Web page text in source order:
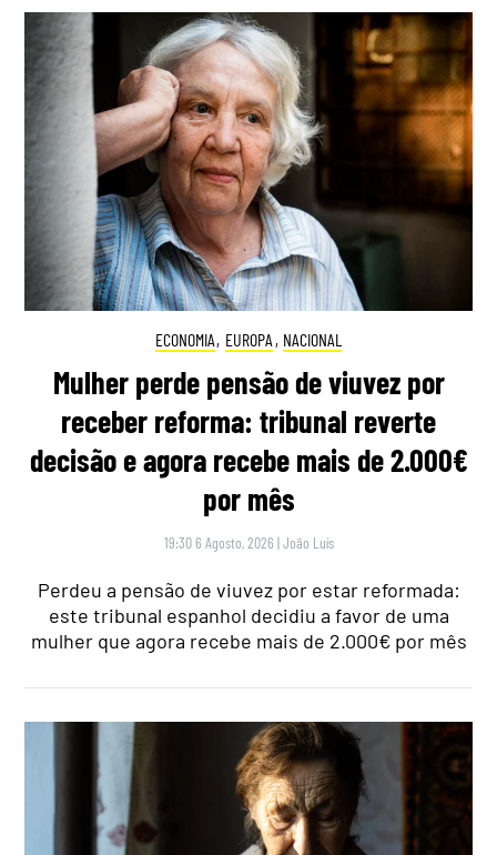
ECONOMIA, EUROPA , NACIONAL
Mulher perde pensão de viuvez por
receber reforma: tribunal reverte
decisão e agora recebe mais de 2.000€
por mês
19:30 6 Agosto, 2026 |João Luís
Perdeu a pensão de viuvez por estar reformada:
este tribunal espanhol decidiu a favor de uma
mulher que agora recebe mais de 2.000€ por mês